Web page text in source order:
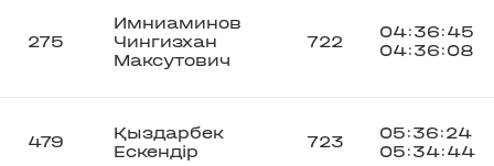
275
Имниаминов
Чингизхан
Максутович
722
04:36:45
04:36:08
479
Қыздарбек
Ескендір
723
05:36:24
05:34:44